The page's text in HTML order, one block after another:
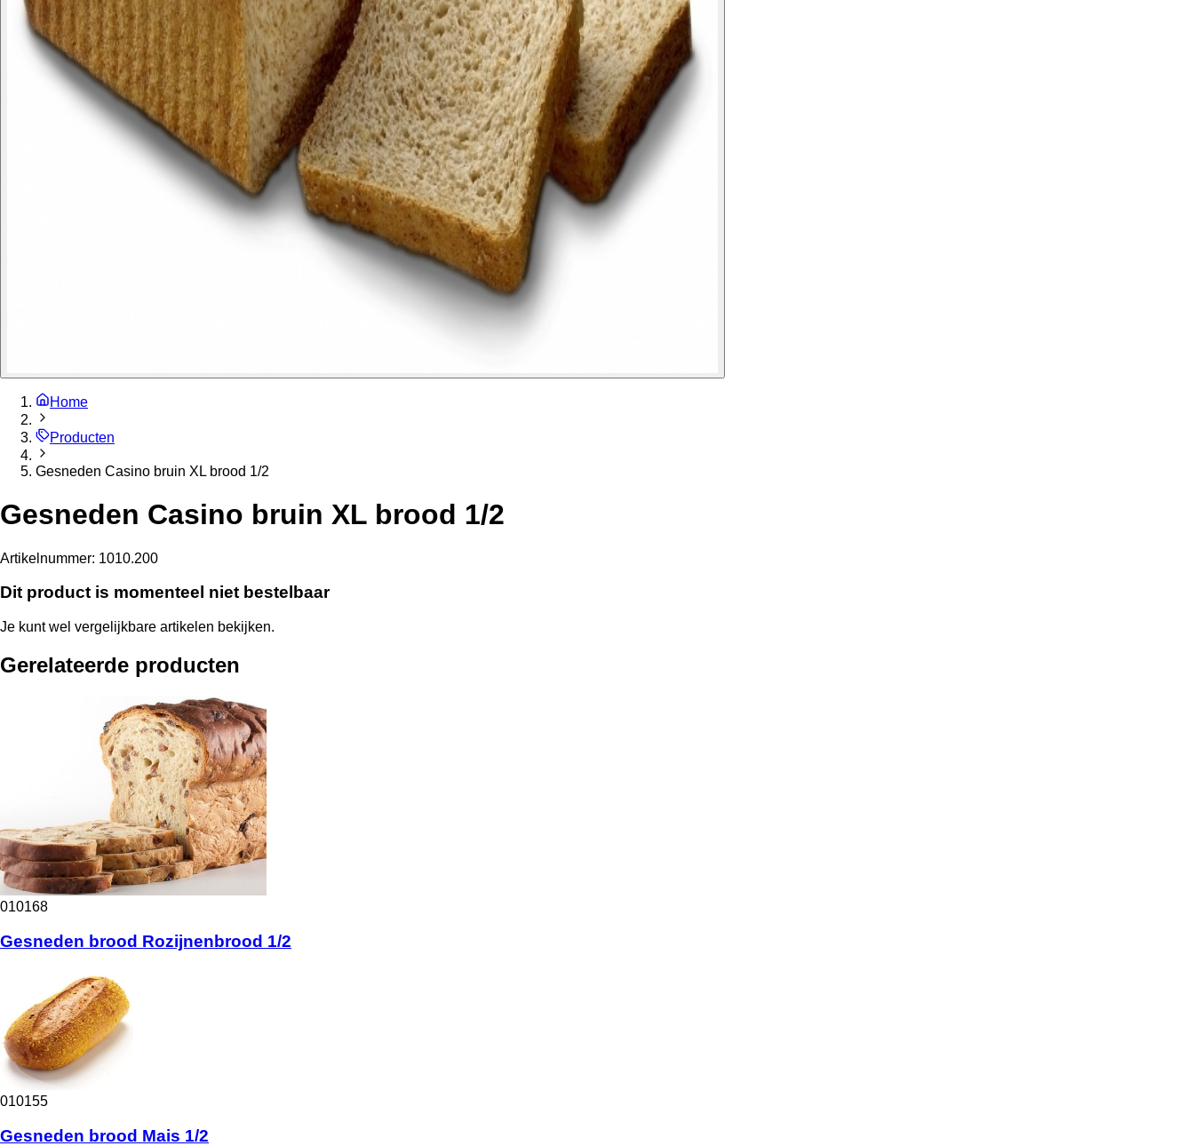
Home
Producten
Gesneden Casino bruin XL brood 1/2
Gesneden Casino bruin XL brood 1/2
Artikelnummer: 1010.200
Dit product is momenteel niet bestelbaar
Je kunt wel vergelijkbare artikelen bekijken.
Gerelateerde producten
010168
Gesneden brood Rozijnenbrood 1/2
010155
Gesneden brood Mais 1/2